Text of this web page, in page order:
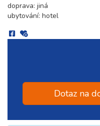
doprava: jiná
ubytování: hotel
Dotaz na